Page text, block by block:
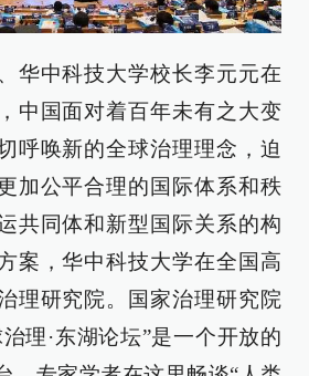
华中科技大学校长李元元在
中国面对着百年未有之大变
呼唤新的全球治理理念，迫
加公平合理的国际体系和秩
共同体和新型国际关系的构
案，华中科技大学在全国高
理研究院。国家治理研究院
理·东湖论坛”是一个开放的